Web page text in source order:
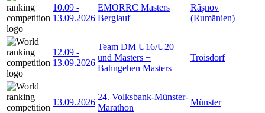
10.09 -
13.09.2026
EMORRC Masters
Berglauf
Râșnov
(Rumänien)
12.09 -
13.09.2026
Team DM U16/U20
und Masters +
Bahngehen Masters
Troisdorf
13.09.2026
24. Volksbank-Münster-
Marathon
Münster